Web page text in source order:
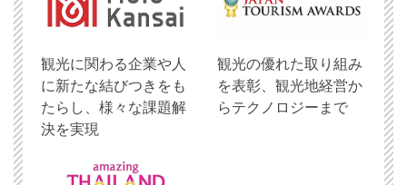
観光に関わる企業や人
に新たな結びつきをも
たらし、様々な課題解
決を実現
観光の優れた取り組み
を表彰、観光地経営か
らテクノロジーまで